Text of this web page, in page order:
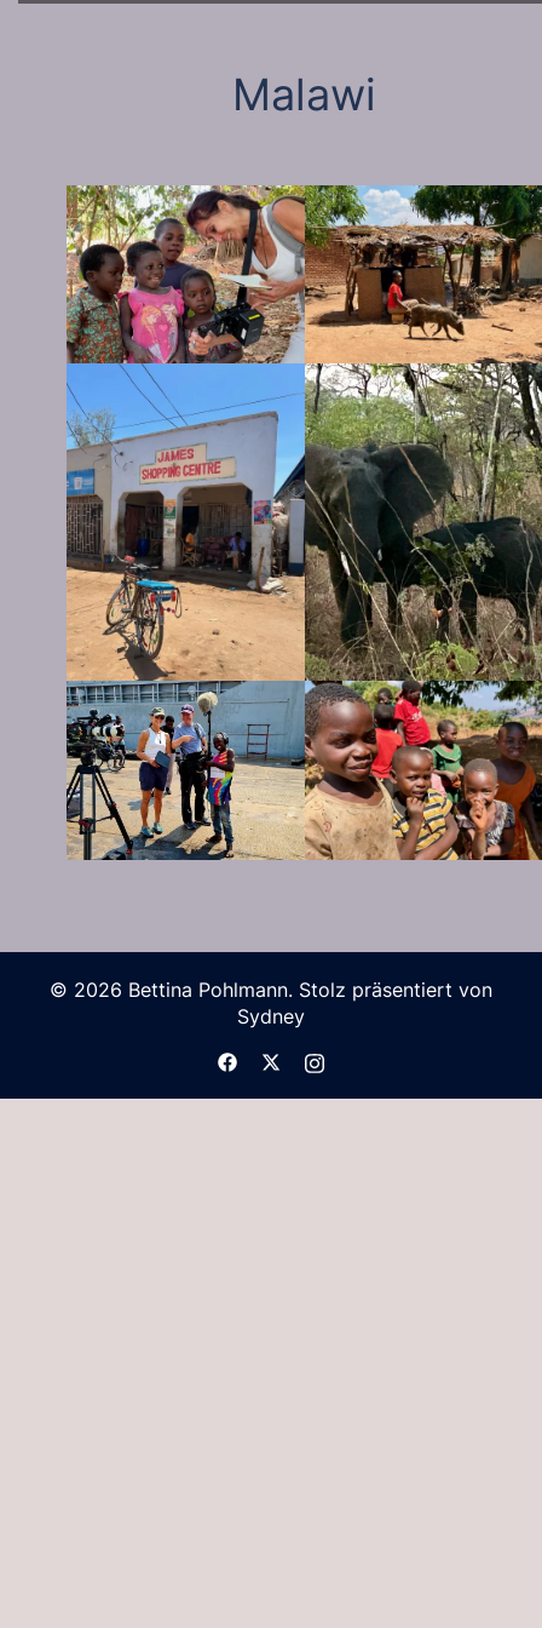
Malawi
© 2026 Bettina Pohlmann. Stolz präsentiert von
Sydney